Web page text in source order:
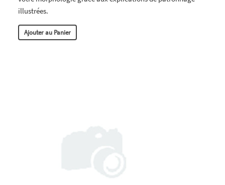
illustrées.
Ajouter au Panier